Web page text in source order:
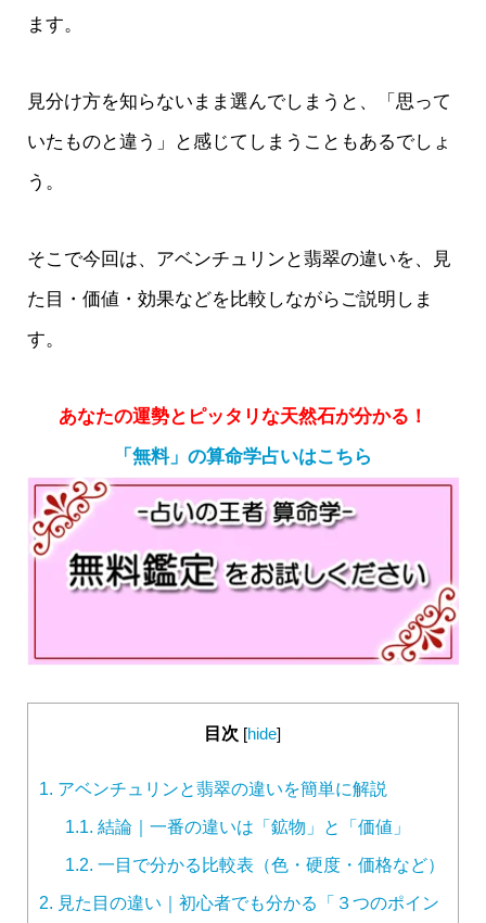
ます。
見分け方を知らないまま選んでしまうと、「思って
いたものと違う」と感じてしまうこともあるでしょ
う。
そこで今回は、アベンチュリンと翡翠の違いを、見
た目・価値・効果などを比較しながらご説明しま
す。
あなたの運勢とピッタリな天然石が分かる！
「無料」の算命学占いはこちら
目次 [hide]
1. アベンチュリンと翡翠の違いを簡単に解説
1.1. 結論｜一番の違いは「鉱物」と「価値」
1.2. 一目で分かる比較表（色・硬度・価格など）
2. 見た目の違い｜初心者でも分かる「３つのポイン